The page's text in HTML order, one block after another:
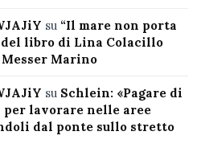
su “Il mare non porta
libro di Lina Colacillo
Marino
su Schlein: «Pagare di
lavorare nelle aree
dal ponte sullo stretto